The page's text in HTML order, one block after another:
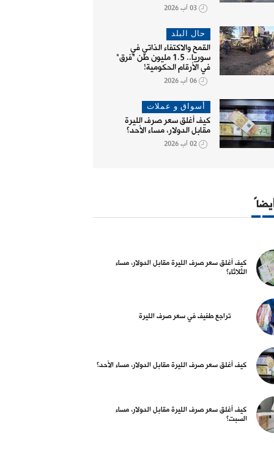
و عملات
سعر صرف الليرة مقابل
مساء الثلاثاء؟
04 آب 2026
03 آب 2026
حال البلد
القمح والاكتفاء الذاتي في
سوريا.. 1.5 مليون طن "فرق"
في الأرقام الحكومية!
06 آب 2026
أسواق و عملات
كيف أغلق سعر صرف الليرة
مقابل الدولار، مساء الأحد؟
02 آب 2026
كيف أغلق سعر صرف الليرة مقابل الدولار، مساء
الثلاثاء؟
تراجع طفيف في سعر صرف الليرة
كيف أغلق سعر صرف الليرة مقابل الدولار، مساء الأحد؟
كيف أغلق سعر صرف الليرة مقابل الدولار، مساء
السبت؟